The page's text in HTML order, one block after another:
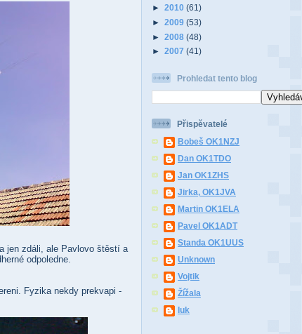
jen zdáli, ale Pavlovo štěstí a
odpoledne.
Fyzika nekdy prekvapi -
► 2010 (61)
► 2009 (53)
► 2008 (48)
► 2007 (41)
Prohledat tento blog
Přispěvatelé
Bobeš OK1NZJ
Dan OK1TDO
Jan OK1ZHS
Jirka, OK1JVA
Martin OK1ELA
Pavel OK1ADT
Standa OK1UUS
Unknown
Vojtik
Žížala
luk